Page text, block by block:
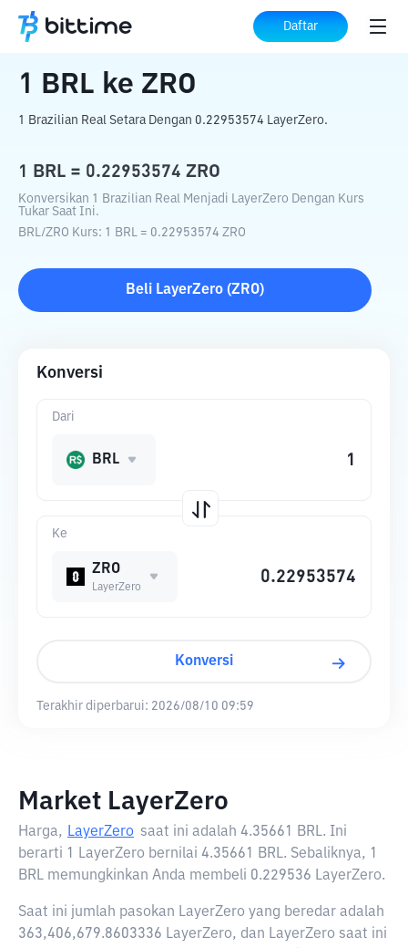
Daftar
Beranda Konverter Kripto ke ZRO
1 BRL ke ZRO
1 Brazilian Real Setara Dengan 0.22953574 LayerZero.
1 BRL = 0.22953574 ZRO
Konversikan 1 Brazilian Real Menjadi LayerZero Dengan Kurs
Tukar Saat Ini.
BRL/ZRO Kurs: 1 BRL = 0.22953574 ZRO
Beli LayerZero (ZRO)
Konversi
Ke
ZRO
LayerZero
Dari
BRL
Konversi
Terakhir diperbarui: 2026/08/10 09:59
Market LayerZero
Harga, LayerZero saat ini adalah 4.35661 BRL. Ini
berarti 1 LayerZero bernilai 4.35661 BRL. Sebaliknya, 1
BRL memungkinkan Anda membeli 0.229536 LayerZero.
Saat ini jumlah pasokan LayerZero yang beredar adalah
363,406,679.8603336 LayerZero, dan LayerZero saat ini